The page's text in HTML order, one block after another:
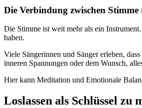
Die Verbindung zwischen
Die Stimme ist weit mehr als ein
haben.
Viele Sängerinnen und Sänger erleben,
inneren Spannungen oder dem Wunsch,
Hier kann Meditation und Emotionale
Loslassen als Schlüssel zu